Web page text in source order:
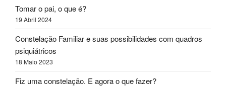
Tomar o pai, o que é?
19 Abril 2024
Constelação Familiar e suas possibilidades com quadros
psiquiátricos
18 Maio 2023
Fiz uma constelação. E agora o que fazer?